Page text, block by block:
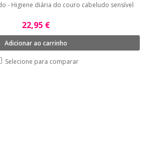
- Higiene diária do couro cabeludo sensível
22,95 €
Adicionar ao carrinho
Selecione para comparar